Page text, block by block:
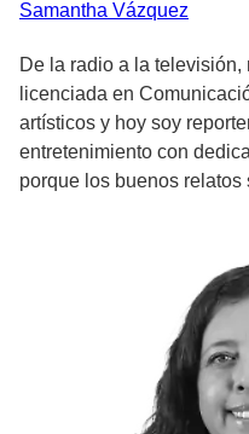
Samantha Vázquez
De la radio a la
licenciada en
artísticos y hoy soy
entretenimiento con
porque los buenos relatos